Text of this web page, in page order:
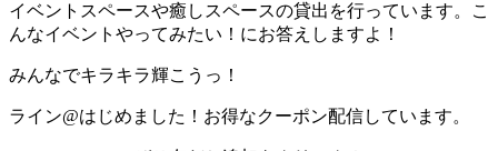
イベントスペースや癒しスペースの貸出を行っています。こ
んなイベントやってみたい！にお答えしますよ！
みんなでキラキラ輝こうっ！
ライン@はじめました！お得なクーポン配信しています。